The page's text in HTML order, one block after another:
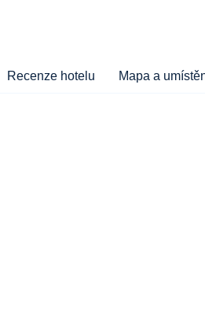
Recenze hotelu Mapa a